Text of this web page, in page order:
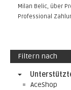
Milan Belic, über
Professional
Filtern nach
AceShop